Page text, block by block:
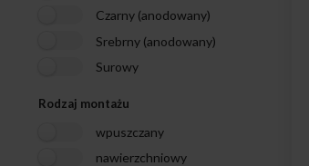
Czarny (anodowany)
Srebrny (anodowany)
Surowy
Rodzaj montażu
wpuszczany
nawierzchniowy